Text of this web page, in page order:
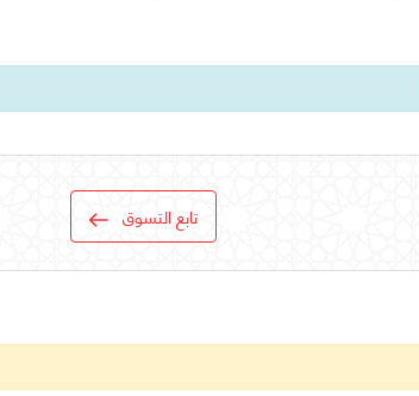
تابع التسوق